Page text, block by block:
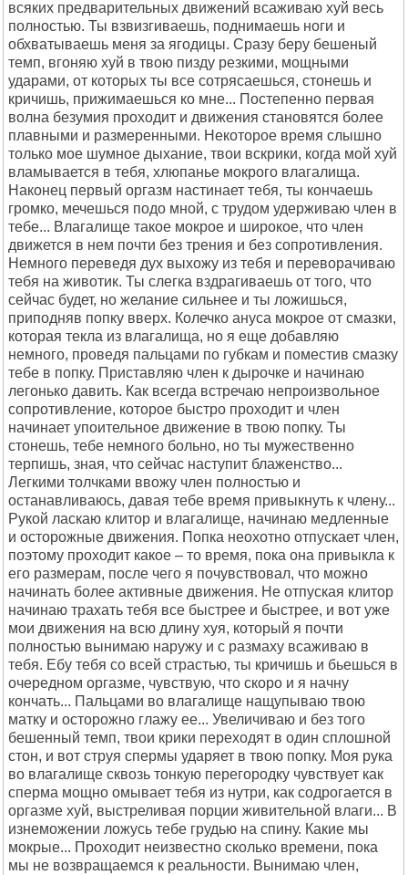
всяких предварительных движений всаживаю хуй весь
полностью. Ты взвизгиваешь, поднимаешь ноги и
обхватываешь меня за ягодицы. Сразу беру бешеный
темп, вгоняю хуй в твою пизду резкими, мощными
ударами, от которых ты все сотрясаешься, стонешь и
кричишь, прижимаешься ко мне... Постепенно первая
волна безумия проходит и движения становятся более
плавными и размеренными. Некоторое время слышно
только мое шумное дыхание, твои вскрики, когда мой хуй
вламывается в тебя, хлюпанье мокрого влагалища.
Наконец первый оргазм настинает тебя, ты кончаешь
громко, мечешься подо мной, с трудом удерживаю член в
тебе... Влагалище такое мокрое и широкое, что член
движется в нем почти без трения и без сопротивления.
Немного переведя дух выхожу из тебя и переворачиваю
тебя на животик. Ты слегка вздрагиваешь от того, что
сейчас будет, но желание сильнее и ты ложишься,
приподняв попку вверх. Колечко ануса мокрое от смазки,
которая текла из влагалища, но я еще добавляю
немного, проведя пальцами по губкам и поместив смазку
тебе в попку. Приставляю член к дырочке и начинаю
легонько давить. Как всегда встречаю непроизвольное
сопротивление, которое быстро проходит и член
начинает упоительное движение в твою попку. Ты
стонешь, тебе немного больно, но ты мужественно
терпишь, зная, что сейчас наступит блаженство...
Легкими толчками ввожу член полностью и
останавливаюсь, давая тебе время привыкнуть к члену...
Рукой ласкаю клитор и влагалище, начинаю медленные
и осторожные движения. Попка неохотно отпускает член,
поэтому проходит какое – то время, пока она привыкла к
его размерам, после чего я почувствовал, что можно
начинать более активные движения. Не отпуская клитор
начинаю трахать тебя все быстрее и быстрее, и вот уже
мои движения на всю длину хуя, который я почти
полностью вынимаю наружу и с размаху всаживаю в
тебя. Ебу тебя со всей страстью, ты кричишь и бьешься в
очередном оргазме, чувствую, что скоро и я начну
кончать... Пальцами во влагалище нащупываю твою
матку и осторожно глажу ее... Увеличиваю и без того
бешенный темп, твои крики переходят в один сплошной
стон, и вот струя спермы ударяет в твою попку. Моя рука
во влагалище сквозь тонкую перегородку чувствует как
сперма мощно омывает тебя из нутри, как содрогается в
оргазме хуй, выстреливая порции живительной влаги... В
изнеможении ложусь тебе грудью на спину. Какие мы
мокрые... Проходит неизвестно сколько времени, пока
мы не возвращаемся к реальности. Вынимаю член,